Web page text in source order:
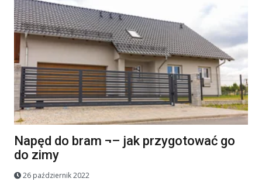
Napęd do bram ¬– jak przygotować go
do zimy
26 październik 2022